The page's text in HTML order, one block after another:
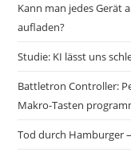
Kann man jedes Gerät
aufladen?
Studie: KI lässt uns
Battletron Controller:
Makro-Tasten
Tod durch Hamburger